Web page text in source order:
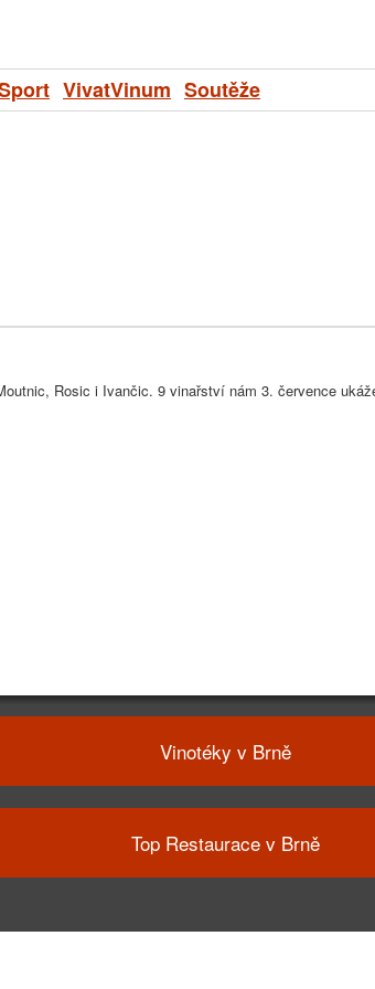
VivatVinum Soutěže
Rosic i Ivančic. 9 vinařství nám 3. července
Vinotéky v Brně
Top Restaurace v Brně